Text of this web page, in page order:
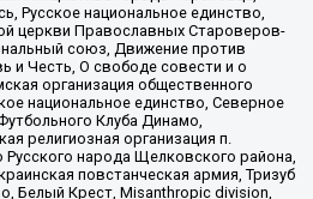
Русское национальное единство,
церкви Православных Староверов-
союз, Движение против
и Честь, О свободе совести и о
организация общественного
национальное единство, Северное
Клуба Динамо,
религиозная организация п.
народа Щелковского района,
повстанческая армия, Тризуб
Белый Крест, Misanthropic division,